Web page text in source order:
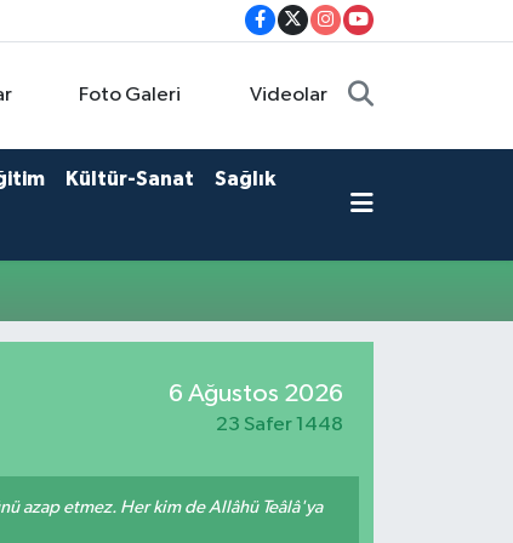
Foto Galeri Videolar
Kültür-Sanat Sağlık
6 Ağustos 2026
23 Safer 1448
azap etmez. Her kim de Allâhü Teâlâ'ya